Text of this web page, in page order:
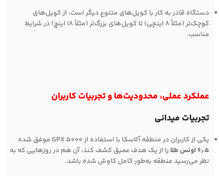
دستگاه قادر به کار با کویل‌های متنوع دیگر است، از کویل‌های
کوچک‌تر (مثلاً ۸ اینچی) تا کویل‌های بزرگ‌تر (مثلاً ۱۸ اینچ) در شرایط
مناسب.
عملکرد عملی، محدودیت‌ها و تجربیات کاربران
تجربیات میدانی
یکی از کاربران در منطقه آلاسکا با استفاده از GPX 5000 موفق شده
۶٫۵ اونس طلا
را از یک هدف عمیق کشف کند، آن هم در روزهایی که به
نظر می‌رسید منطقه به‌طور کامل کاوش شده باشد.